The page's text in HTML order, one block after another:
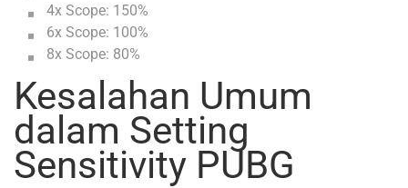
4x Scope: 150%
6x Scope: 100%
8x Scope: 80%
Kesalahan Umum
dalam Setting
Sensitivity PUBG